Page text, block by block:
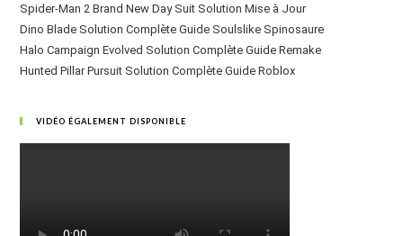
Spider-Man 2 Brand New Day Suit Solution Mise à Jour
Dino Blade Solution Complète Guide Soulslike Spinosaure
Halo Campaign Evolved Solution Complète Guide Remake
Hunted Pillar Pursuit Solution Complète Guide Roblox
VIDÉO ÉGALEMENT DISPONIBLE